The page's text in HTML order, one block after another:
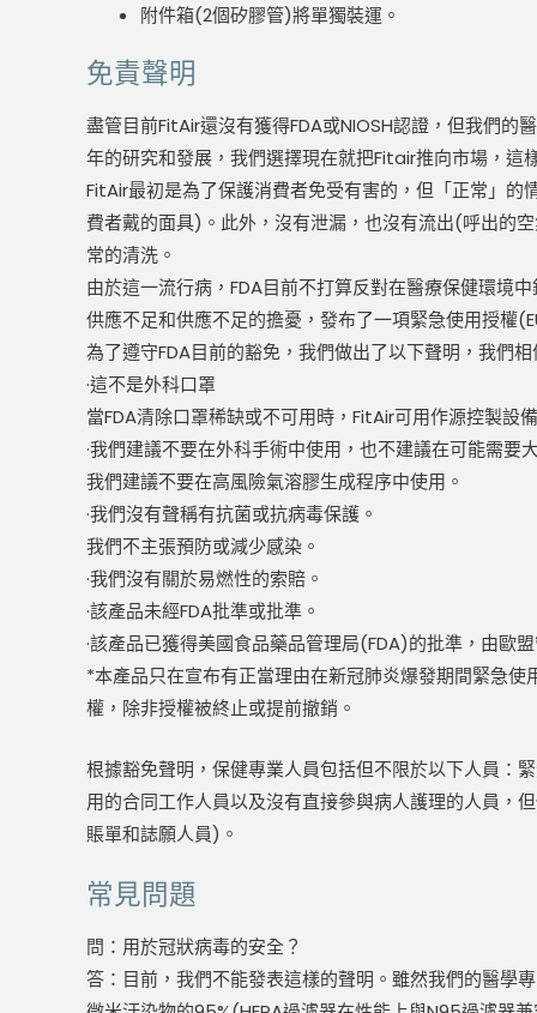
附件箱(2個矽膠管)將單獨裝運。
免責聲明
盡管目前FitAir還沒有獲得FDA或NIOSH認證，但我們
年的研究和發展，我們選擇現在就把Fitair推向市場，這
FitAir最初是為了保護消費者免受有害的，但「正常」
費者戴的面具)。此外，沒有泄漏，也沒有流出(呼出的
常的清洗。
由於這一流行病，FDA目前不打算反對在醫療保健環境
供應不足和供應不足的擔憂，發布了一項緊急使用授權
為了遵守FDA目前的豁免，我們做出了以下聲明，我們
·這不是外科口罩
當FDA清除口罩稀缺或不可用時，FitAir可用作源控製設
·我們建議不要在外科手術中使用，也不建議在可能需
我們建議不要在高風險氣溶膠生成程序中使用。
·我們沒有聲稱有抗菌或抗病毒保護。
我們不主張預防或減少感染。
·我們沒有關於易燃性的索賠。
·該產品未經FDA批準或批準。
·該產品已獲得美國食品藥品管理局(FDA)的批準，由歐
*本產品只在宣布有正當理由在新冠肺炎爆發期間緊急
權，除非授權被終止或提前撤銷。
根據豁免聲明，保健專業人員包括但不限於以下人員：
用的合同工作人員以及沒有直接參與病人護理的人員，
賬單和誌願人員)。
常見問題
問：用於冠狀病毒的安全？
答：目前，我們不能發表這樣的聲明。雖然我們的醫學